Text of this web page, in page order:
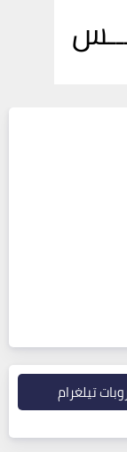
تيلغرام